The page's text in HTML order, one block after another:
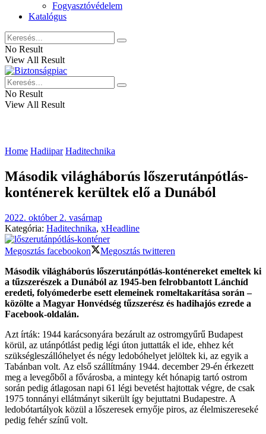
Fogyasztóvédelem
Katalógus
No Result
View All Result
No Result
View All Result
Home Hadiipar Haditechnika
Második világháborús lőszerutánpótlás-
konténerek kerültek elő a Dunából
2022. október 2. vasárnap
Kategória: Haditechnika, xHeadline
Megosztás facebookon
Megosztás twitteren
Második világháborús lőszerutánpótlás-konténereket emeltek ki
a tűzszerészek a Dunából az 1945-ben felrobbantott Lánchíd
eredeti, folyómederbe esett elemeinek romeltakarítása során –
közölte a Magyar Honvédség tűzszerész és hadihajós ezrede a
Facebook-oldalán.
Azt írták: 1944 karácsonyára bezárult az ostromgyűrű Budapest
körül, az utánpótlást pedig légi úton juttatták el ide, ehhez két
szükségleszállóhelyet és négy ledobóhelyet jelöltek ki, az egyik a
Tabánban volt. Az első szállítmány 1944. december 29-én érkezett
meg a levegőből a fővárosba, a mintegy két hónapig tartó ostrom
során pedig átlagosan napi 61 légi bevetést hajtottak végre, de csak
1975 tonnányi ellátmányt sikerült így bejuttatni Budapestre. A
ledobótartályok közül a lőszeresek ernyője piros, az élelmiszereseké
pedig fehér színű volt.